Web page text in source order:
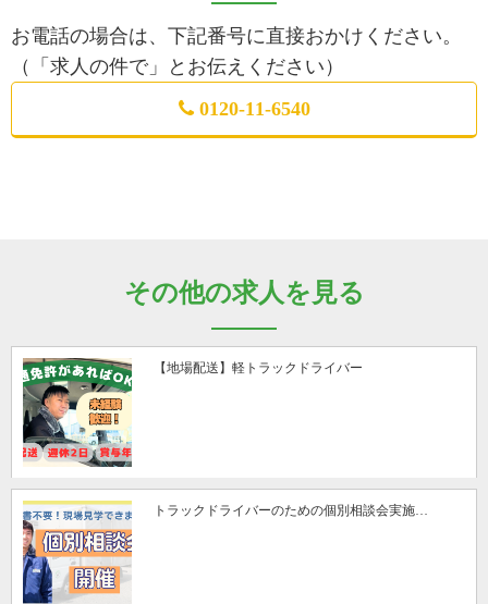
お電話の場合は、下記番号に直接おかけください。
（「求人の件で」とお伝えください）
0120-11-6540
その他の求人を見る
【地場配送】軽トラックドライバー
トラックドライバーのための個別相談会実施…